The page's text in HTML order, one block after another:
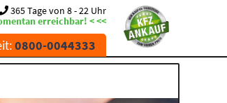
365 Tage von 8 - 22 Uhr
erreichbar! < <<
0800-0044333